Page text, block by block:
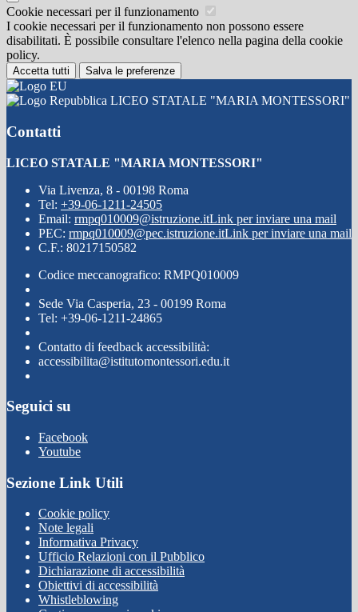
Cookie necessari per il funzionamento
I cookie necessari per il funzionamento non possono essere
disabilitati. È possibile consultare l'elenco nella pagina della cookie
policy.
Accetta tutti Salva le preferenze
LICEO STATALE "MARIA MONTESSORI"
Contatti
LICEO STATALE "MARIA MONTESSORI"
Via Livenza, 8 - 00198 Roma
Tel: +39-06-1211-24505
Email: rmpq010009@istruzione.itLink per inviare una mail
PEC: rmpq010009@pec.istruzione.itLink per inviare una mail
C.F.: 80217150582
Codice meccanografico: RMPQ010009
Sede Via Casperia, 23 - 00199 Roma
Tel: +39-06-1211-24865
Contatto di feedback accessibilità:
accessibilita@istitutomontessori.edu.it
Seguici su
Facebook
Youtube
Sezione Link Utili
Cookie policy
Note legali
Informativa Privacy
Ufficio Relazioni con il Pubblico
Dichiarazione di accessibilità
Obiettivi di accessibilità
Whistleblowing